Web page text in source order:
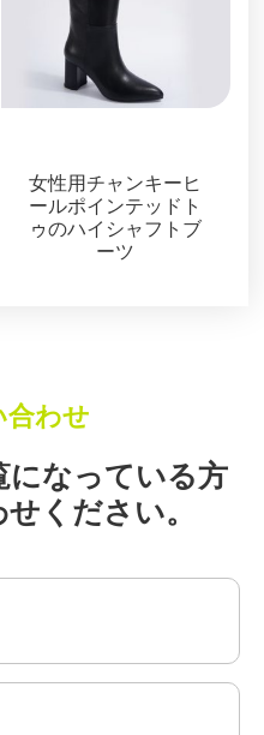
女性用チャンキーヒ
ールポインテッドト
ゥのハイシャフトブ
ーツ
合わせ
になっている方
ください。